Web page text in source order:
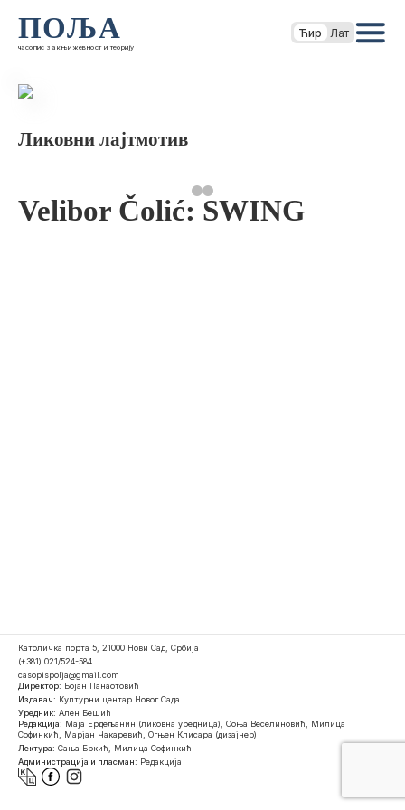
ПОЉА
часопис за књижевност и теорију
Ћир Лат
Ликовни лајтмотив
Velibor Čolić: SWING
Католичка порта 5, 21000 Нови Сад, Србија
(+381) 021/524-584
casopispolja@gmail.com
Директор: Бојан Панаотовић
Издавач: Културни центар Новог Сада
Уредник: Ален Бешић
Редакција: Маја Ердељанин (ликовна уредница), Соња Веселиновић, Милица
Софинкић, Марјан Чакаревић, Огњен Клисара (дизајнер)
Лектура: Сања Бркић, Милица Софинкић
Администрација и пласман: Редакција